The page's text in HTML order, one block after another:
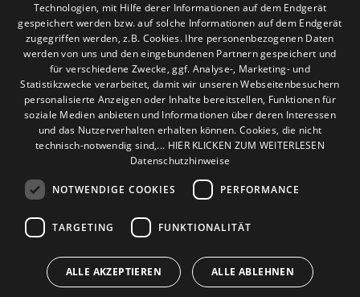
Standort
Hürth
Technologien, mit Hilfe derer Informationen auf dem Endgerät
gespeichert werden bzw. auf solche Informationen auf dem Endgerät
zugegriffen werden, z.B. Cookies. Ihre personenbezogenen Daten
werden von uns und den eingebundenen Partnern gespeichert und
für verschiedene Zwecke, ggf. Analyse-, Marketing- und
Statistikzwecke verarbeitet, damit wir unseren Webseitenbesuchern
personalisierte Anzeigen oder Inhalte bereitstellen, Funktionen für
soziale Medien anbieten und Informationen über deren Interessen
und das Nutzerverhalten erhalten können. Cookies, die nicht
technisch-notwendig sind,... HIER KLICKEN ZUM WEITERLESEN
Datenschutzhinweise
NOTWENDIGE COOKIES PERFORMANCE
TARGETING FUNKTIONALITÄT
ALLE AKZEPTIEREN ALLE ABLEHNEN